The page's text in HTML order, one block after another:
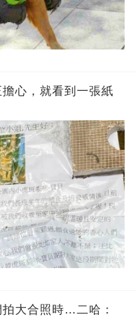
心，就看到一張紙
大合照時…二哈：